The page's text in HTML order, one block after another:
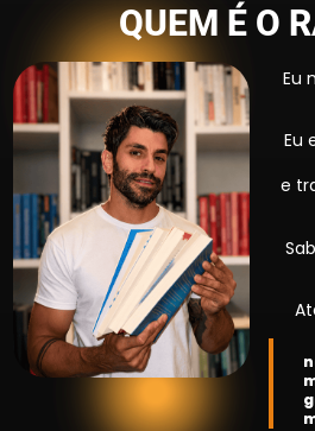
QUEM É O
Eu
Eu
e